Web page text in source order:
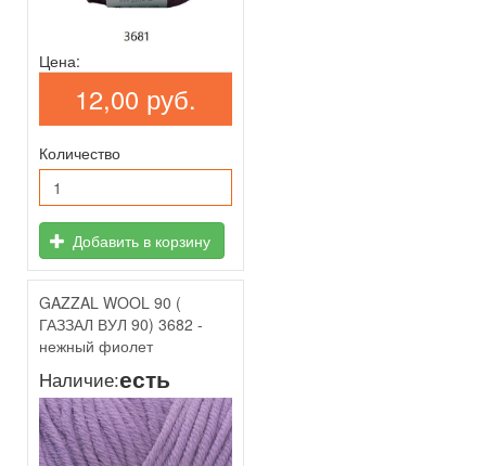
Цена:
12,00 руб.
Количество
Добавить в корзину
GAZZAL WOOL 90 (
ГАЗЗАЛ ВУЛ 90) 3682 -
нежный фиолет
Наличие:есть